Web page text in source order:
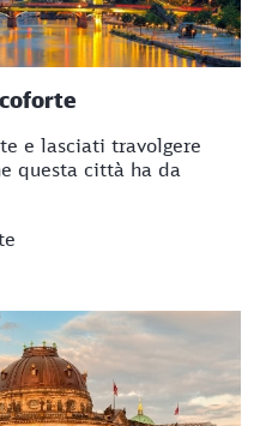
e lasciati travolgere
questa città ha da